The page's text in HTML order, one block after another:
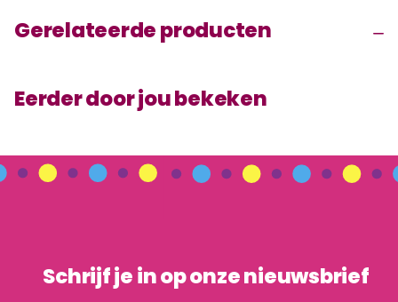
Gerelateerde producten
Eerder door jou bekeken
Schrijf je in op onze nieuwsbrief